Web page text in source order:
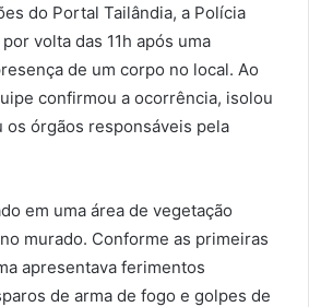
do Portal Tailândia, a Polícia
volta das 11h após uma
de um corpo no local. Ao
confirmou a ocorrência, isolou
os órgãos responsáveis pela
em uma área de vegetação
murado. Conforme as primeiras
apresentava ferimentos
de arma de fogo e golpes de